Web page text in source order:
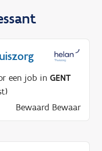
een job in GENT
Bewaard Bewaar